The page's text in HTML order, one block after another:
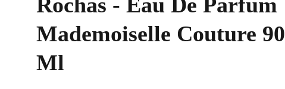
Mademoiselle Couture 90
Ml